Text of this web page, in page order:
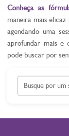
Conheça as
maneira mais
agendando uma
aprofundar mais e
pode buscar por